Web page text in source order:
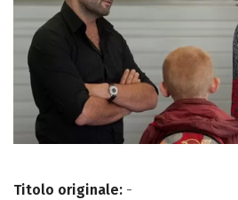
Titolo originale: -